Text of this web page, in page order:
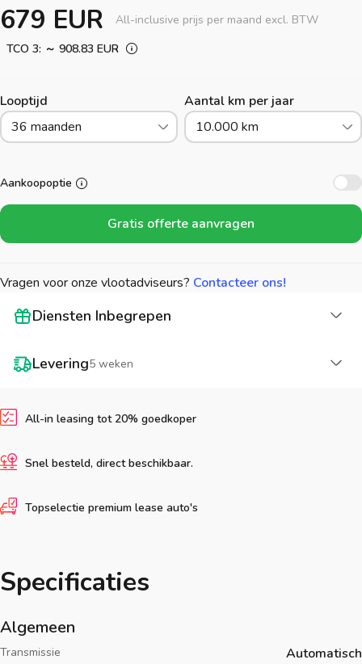
679 EUR
All-inclusive prijs per maand excl. BTW
TCO 3: ～ 908.83 EUR
Looptijd
36 maanden
Aantal km per jaar
10.000 km
Aankoopoptie
Gratis offerte aanvragen
Vragen voor onze vlootadviseurs? Contacteer ons!
Diensten Inbegrepen
Levering5 weken
All-in leasing tot 20% goedkoper
Snel besteld, direct beschikbaar.
Topselectie premium lease auto's
Specificaties
Algemeen
Transmissie Automatisch